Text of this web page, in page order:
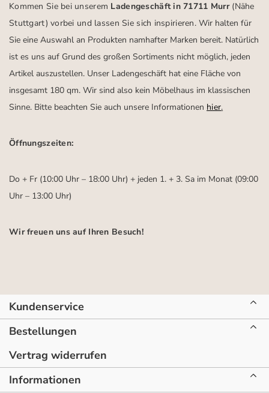
Kommen Sie bei unserem Ladengeschäft in 71711 Murr (Nähe
Stuttgart) vorbei und lassen Sie sich inspirieren.Wir halten für
Sie eine Auswahl an Produkten namhafter Marken bereit. Natürlich
ist es uns auf Grund des großen Sortiments nicht möglich, jeden
Artikel auszustellen. Unser Ladengeschäft hat eine Fläche von
insgesamt 180 qm. Wir sind also kein Möbelhaus im klassischen
Sinne. Bitte beachten Sie auch unsere Informationen hier.
Öffnungszeiten:
Do + Fr (10:00 Uhr – 18:00 Uhr) + jeden 1. + 3. Sa im Monat (09:00
Uhr – 13:00 Uhr)
Wir freuen uns auf Ihren Besuch!
Kundenservice
Bestellungen
Vertrag widerrufen
Informationen